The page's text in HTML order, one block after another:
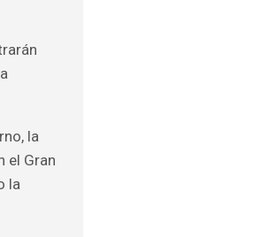
la
el Gran
la